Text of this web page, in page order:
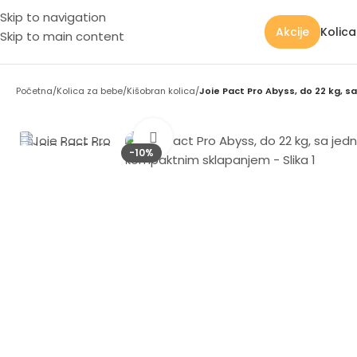
Skip to navigation
Skip to main content
Akcije
Početna/Kolica za bebe/Kišobran kolica/Joie Pact Pro Abyss, do 22 kg,
-10%
Zumiraj sliku